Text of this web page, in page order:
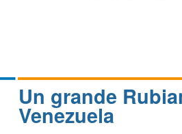
Un grande
Venezuela